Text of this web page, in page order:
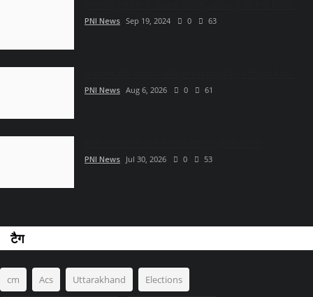
PNI News Sep 19, 2024 0 63
PNI News Aug 6, 2026 0 61
PNI News Jul 30, 2026 0 53
टैग
cm Acs Uttarakhand Elections